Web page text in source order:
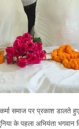
समाज पर प्रकाश डालते हुए
के पहला अभियंता